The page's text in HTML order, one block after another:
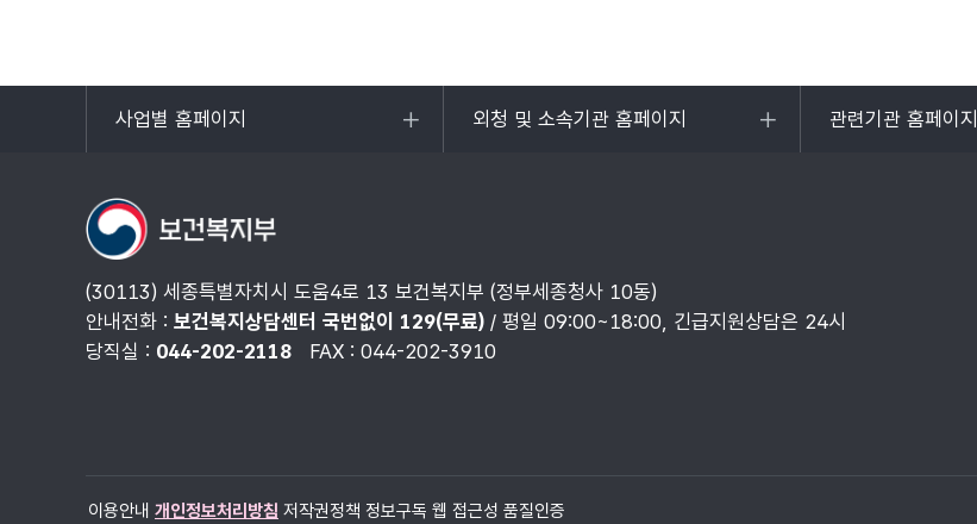
사업별 홈페이지
목록
외청 및 소속기관 홈페이지
목록
관련기관 홈페이지
목록
(30113) 세종특별자치시 도움4로 13 보건복지부 (정부세종청사 10동)
안내전화 : 보건복지상담센터 국번없이 129(무료) / 평일 09:00~18:00, 긴급지원상담은 24시
당직실 : 044-202-2118 FAX : 044-202-3910
이용안내 개인정보처리방침 저작권정책 정보구독 웹 접근성 품질인증